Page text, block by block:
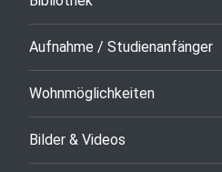
Aufnahme / Studienanfänger
Wohnmöglichkeiten
Bilder & Videos